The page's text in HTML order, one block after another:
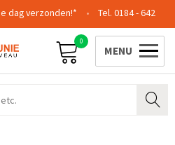
dag verzonden!*
0184 - 642
0